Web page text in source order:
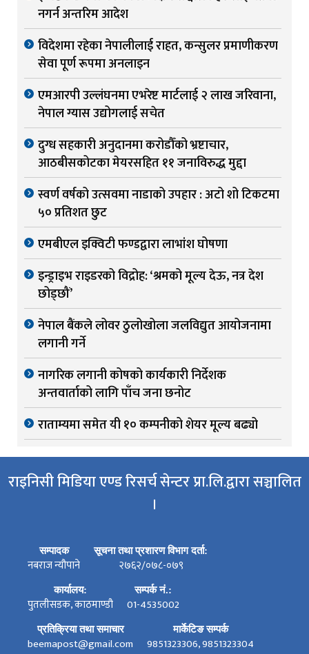
नगर्न अन्तरिम आदेश
विदेशमा रहेका नेपालीलाई राहत, कन्सुलर प्रमाणीकरण
सेवा पूर्ण रूपमा अनलाइन
एमआरपी उल्लंघनमा एभरेष्ट मार्टलाई २ लाख जरिवाना,
नेपाल ग्यास उद्योगलाई सचेत
दुग्ध सहकारी अनुदानमा करोडौँको भ्रष्टाचार,
आठबीसकोटका मेयरसहित ११ जनाविरुद्ध मुद्दा
स्वर्ण वर्षको उत्सवमा नाडाको उपहार : अटो शो टिकटमा
५० प्रतिशत छुट
एमबीएल इक्विटी फण्डद्वारा लाभांश घोषणा
इन्ड्राइभ राइडरको विद्रोह: ‘श्रमको मूल्य देऊ, नत्र देश
छोड्छौं’
नेपाल बैंकले लोवर ठुलोखोला जलविद्युत आयोजनामा
लगानी गर्ने
नागरिक लगानी कोषको कार्यकारी निर्देशक
अन्तवार्ताको लागि पाँच जना छनोट
राताम्यमा समेत यी १० कम्पनीको शेयर मूल्य बढ्यो
राइनिसी मिडिया एण्ड रिसर्च सेन्टर प्रा.लि.द्वारा सञ्चालित
।
सम्पादक
नबराज न्यौपाने
सूचना तथा प्रशारण विभाग दर्ता:
२७६२/०७८-०७९
कार्यालय:
पुतलीसडक, काठमाण्डौ
सम्पर्क नं.:
01-4535002
प्रतिक्रिया तथा समाचार
beemapost@gmail.com
मार्केटिङ सम्पर्क
9851323306, 9851323304